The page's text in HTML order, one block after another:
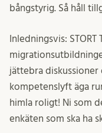
bångstyrig. Så håll
Inledningsvis:
jättebra diskussioner
kompetenslyft äga
himla roligt! Ni som
enkäten som ska ha